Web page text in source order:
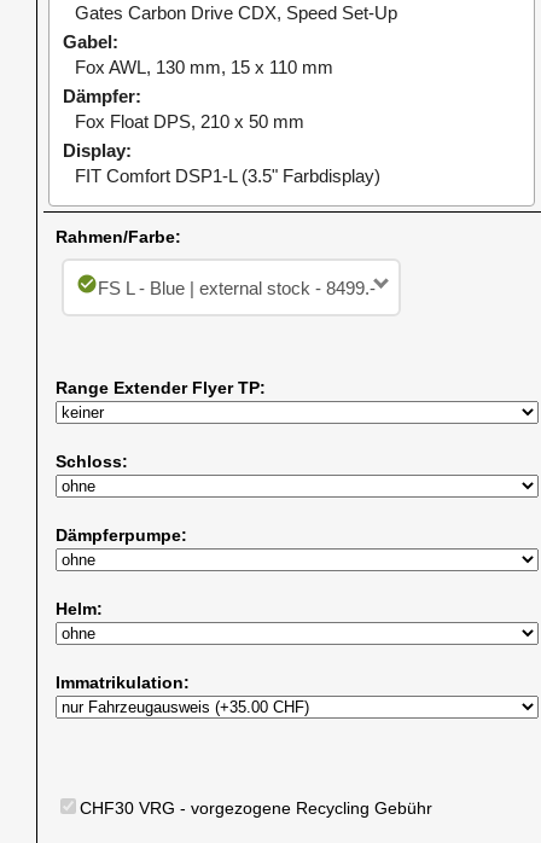
Gates Carbon Drive CDX, Speed Set-Up
Gabel
Fox AWL, 130 mm, 15 x 110 mm
Dämpfer
Fox Float DPS, 210 x 50 mm
Display
FIT Comfort DSP1-L (3.5" Farbdisplay)
Rahmen/Farbe:
check_circleFS L - Blue | external stock - 8499.-
Range Extender Flyer TP:
Schloss:
Dämpferpumpe:
Helm:
Immatrikulation:
CHF30 VRG - vorgezogene Recycling Gebühr